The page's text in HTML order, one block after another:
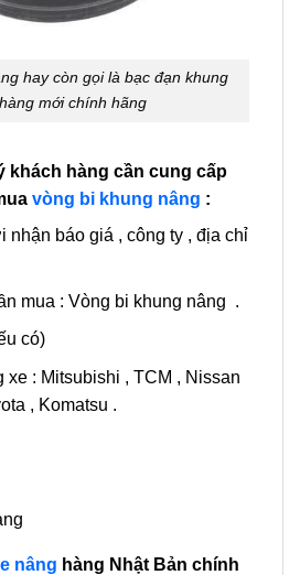
hay còn gọi là bạc đạn khung
mới chính hãng
khách hàng cần cung cấp
vòng bi khung nâng :
nhận báo giá , công ty , địa chỉ
mua : Vòng bi khung nâng .
có)
xe : Mitsubishi , TCM , Nissan
, Komatsu .
nâng hàng Nhật Bản chính